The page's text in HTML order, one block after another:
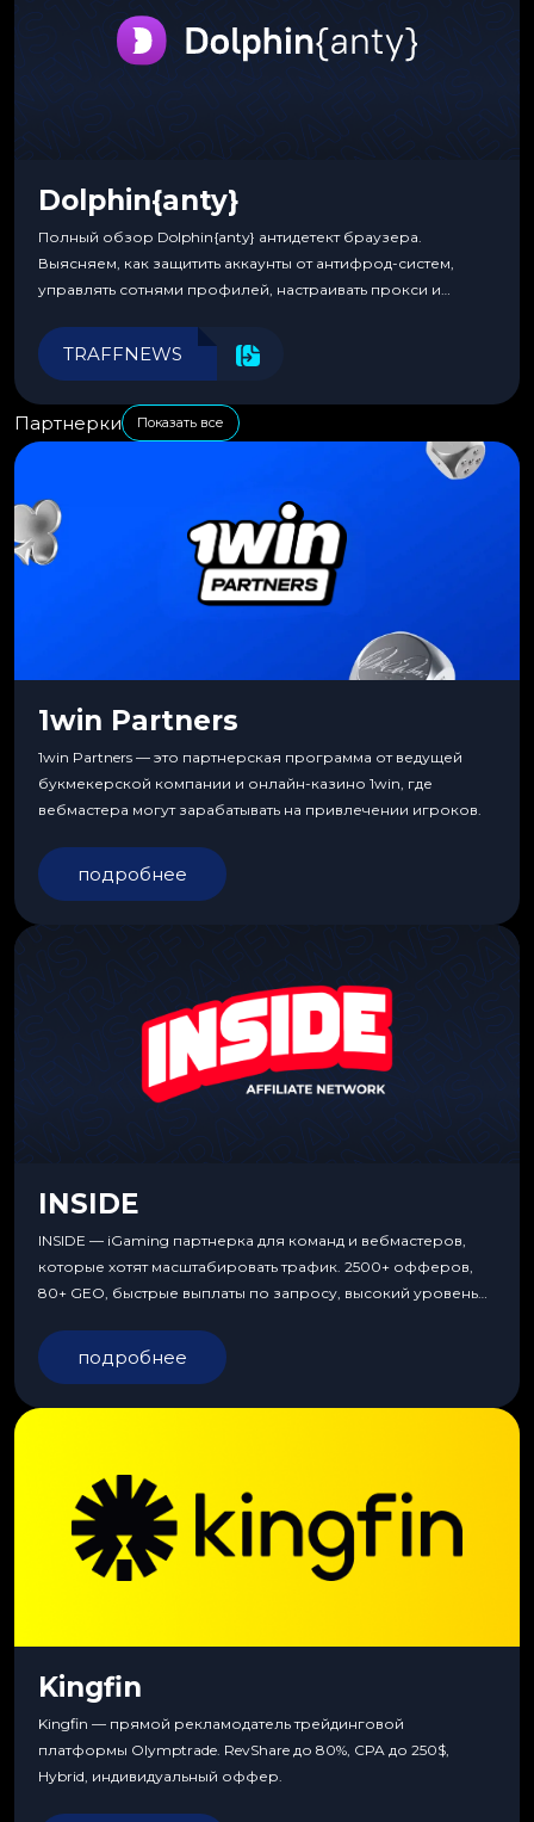
Dolphin{anty}
Полный обзор Dolphin{anty} антидетект браузера.
Выясняем, как защитить аккаунты от антифрод-систем,
управлять сотнями профилей, настраивать прокси и
эффективности.
TRAFFNEWS
Партнерки Показать все
1win Partners
1win Partners — это партнерская программа от ведущей
букмекерской компании и онлайн-казино 1win, где
вебмастера могут зарабатывать на привлечении игроков.
подробнее
INSIDE
INSIDE — iGaming партнерка для команд и вебмастеров,
которые хотят масштабировать трафик. 2500+ офферов,
80+ GEO, быстрые выплаты по запросу, высокий уровень
подробнее
Kingfin
Kingfin — прямой рекламодатель трейдинговой
платформы Olymptrade. RevShare до 80%, CPA до 250$,
Hybrid, индивидуальный оффер.